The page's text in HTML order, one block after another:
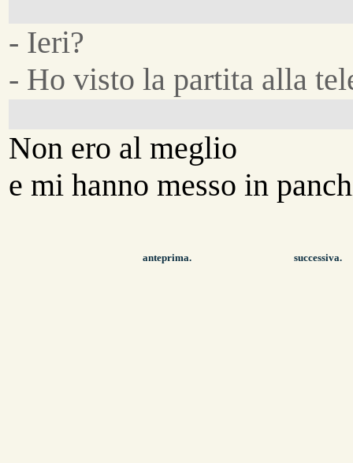
- Ieri?
- Ho visto la partita alla
Non ero al meglio
e mi hanno messo in
anteprima. successiva.